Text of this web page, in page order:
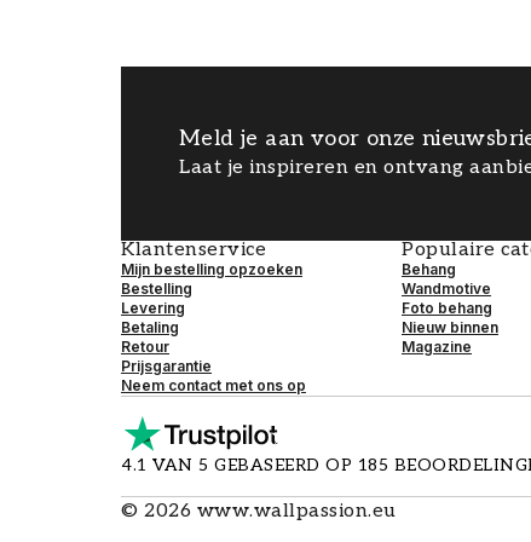
Meld je aan voor onze
Laat je inspireren en ontvang
Klantenservice
Mijn bestelling opzoeken
Bestelling
Levering
Betaling
Retour
Prijsgarantie
Neem contact met ons op
Populaire
Behang
Wandmotive
Foto behang
Nieuw binnen
Magazine
4.1 VAN 5 GEBASEERD OP 185
© 2026 www.wallpassion.eu